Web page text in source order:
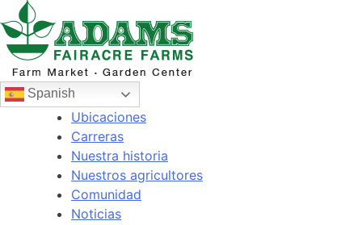
al
contenido
Spanish
Ubicaciones
Carreras
Nuestra historia
Nuestros agricultores
Comunidad
Noticias